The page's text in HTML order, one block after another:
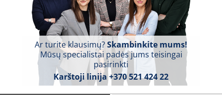
Ar turite klausimų?Skambinkite mums!
Mūsų specialistai padės jums teisingai
pasirinkti
Karštoji linija +370 521 424 22